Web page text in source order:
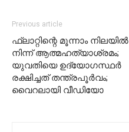
Previous article
ഫ്‌ലാറ്റിന്റെ മൂന്നാം നിലയില്‍
നിന്ന് ആത്മഹത്യാശ്രമം;
യുവതിയെ ഉദ്യോഗസ്ഥര്‍
രക്ഷിച്ചത് തന്ത്രപൂര്‍വം;
വൈറലായി വീഡിയോ